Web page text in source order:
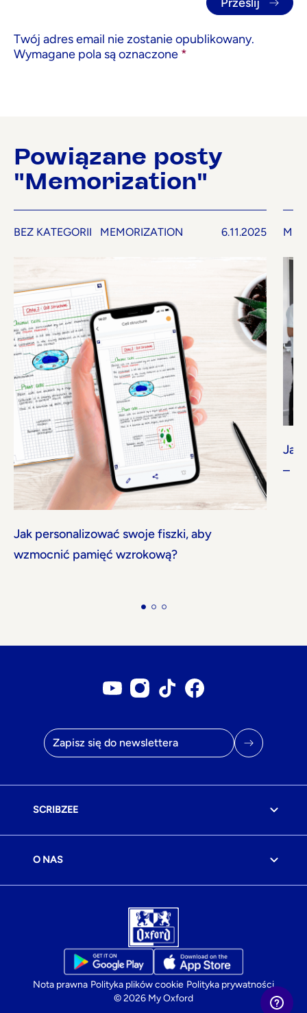
Twój adres email nie zostanie opublikowany.
Wymagane pola są oznaczone *
Powiązane posty
"Memorization"
BEZ KATEGORII MEMORIZATION 6.11.2025
Jak personalizować swoje fiszki, aby
wzmocnić pamięć wzrokową?
Jak
–
Adres e-mail
SCRIBZEE
O NAS
Nota prawna Polityka plików cookie Polityka prywatności
© 2026 My Oxford